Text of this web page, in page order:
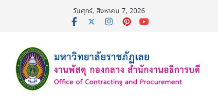
วันศุกร์, สิงหาคม 7, 2026